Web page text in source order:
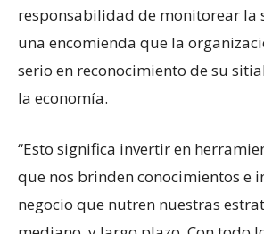
responsabilidad de monitorear la
una encomienda que la
serio en reconocimiento de su
la economía.
“Esto significa invertir en
que nos brinden conocimientos e
negocio que nutren nuestras